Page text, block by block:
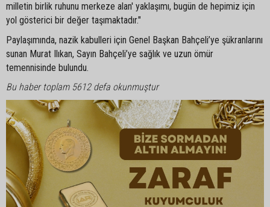
milletin birlik ruhunu merkeze alan' yaklaşımı, bugün de hepimiz için
yol gösterici bir değer taşımaktadır."
Paylaşımında, nazik kabulleri için Genel Başkan Bahçeli’ye şükranlarını
sunan Murat Ilıkan, Sayın Bahçeli’ye sağlık ve uzun ömür
temennisinde bulundu.
Bu haber toplam 5612 defa okunmuştur